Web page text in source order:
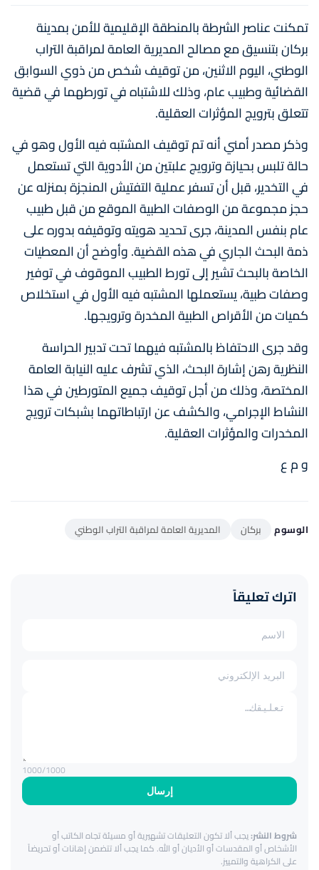
تمكنت عناصر الشرطة بالمنطقة الإقليمية للأمن بمدينة
بركان بتنسيق مع مصالح المديرية العامة لمراقبة التراب
الوطني، اليوم الاثنين، من توقيف شخص من ذوي السوابق
القضائية وطبيب عام، وذلك للاشتباه في تورطهما في قضية
تتعلق بترويج المؤثرات العقلية.
وذكر مصدر أمني أنه تم توقيف المشتبه فيه الأول وهو في
حالة تلبس بحيازة وترويج علبتين من الأدوية التي تستعمل
في التخدير، قبل أن تسفر عملية التفتيش المنجزة بمنزله عن
حجز مجموعة من الوصفات الطبية الموقع من قبل طبيب
عام بنفس المدينة، جرى تحديد هويته وتوقيفه بدوره على
ذمة البحث الجاري في هذه القضية. وأوضح أن المعطيات
الخاصة بالبحث تشير إلى تورط الطبيب الموقوف في توفير
وصفات طبية، يستعملها المشتبه فيه الأول في استخلاص
كميات من الأقراص الطبية المخدرة وترويجها.
وقد جرى الاحتفاظ بالمشتبه فيهما تحت تدبير الحراسة
النظرية رهن إشارة البحث، الذي تشرف عليه النيابة العامة
المختصة، وذلك من أجل توقيف جميع المتورطين في هذا
النشاط الإجرامي، والكشف عن ارتباطاتهما بشبكات ترويج
المخدرات والمؤثرات العقلية.
و م ع
الوسوم بركان المديرية العامة لمراقبة التراب الوطني
اترك تعليقاً
إرسال
1000/1000
شروط النشر:يجب ألا تكون التعليقات تشهيرية أو مسيئة تجاه الكاتب أو
الأشخاص أو المقدسات أو الأديان أو الله. كما يجب ألا تتضمن إهانات أو تحريضاً
على الكراهية والتمييز.